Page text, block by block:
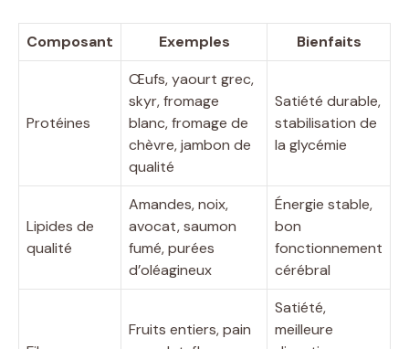
Composant Exemples Bienfaits
Protéines
Œufs, yaourt grec,
skyr, fromage
blanc, fromage de
chèvre, jambon de
qualité
Satiété durable,
stabilisation de
la glycémie
Lipides de
qualité
Amandes, noix,
avocat, saumon
fumé, purées
d’oléagineux
Énergie stable,
bon
fonctionnement
cérébral
Fruits entiers, pain
Satiété,
meilleure